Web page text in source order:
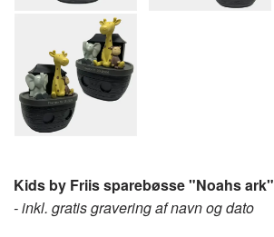
Kids by Friis sparebøsse "Noahs ark"
- inkl. gratis gravering af navn og dato